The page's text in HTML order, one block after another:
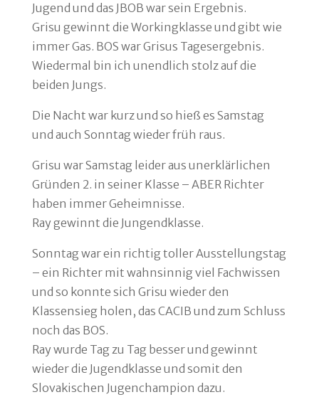
Jugend und das JBOB war sein Ergebnis.
Grisu gewinnt die Workingklasse und gibt wie
immer Gas. BOS war Grisus Tagesergebnis.
Wiedermal bin ich unendlich stolz auf die
beiden Jungs.
Die Nacht war kurz und so hieß es Samstag
und auch Sonntag wieder früh raus.
Grisu war Samstag leider aus unerklärlichen
Gründen 2. in seiner Klasse – ABER Richter
haben immer Geheimnisse.
Ray gewinnt die Jungendklasse.
Sonntag war ein richtig toller Ausstellungstag
– ein Richter mit wahnsinnig viel Fachwissen
und so konnte sich Grisu wieder den
Klassensieg holen, das CACIB und zum Schluss
noch das BOS.
Ray wurde Tag zu Tag besser und gewinnt
wieder die Jugendklasse und somit den
Slovakischen Jugenchampion dazu.